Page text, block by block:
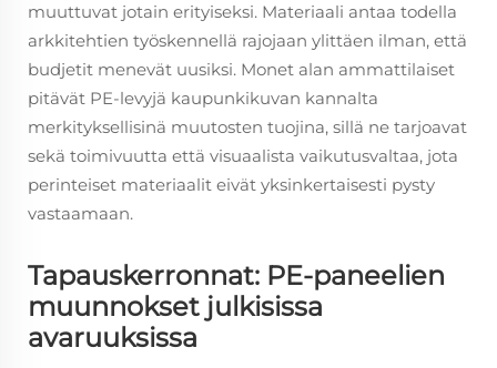
muuttuvat jotain erityiseksi. Materiaali antaa todella
arkkitehtien työskennellä rajojaan ylittäen ilman, että
budjetit menevät uusiksi. Monet alan ammattilaiset
pitävät PE-levyjä kaupunkikuvan kannalta
merkityksellisinä muutosten tuojina, sillä ne tarjoavat
sekä toimivuutta että visuaalista vaikutusvaltaa, jota
perinteiset materiaalit eivät yksinkertaisesti pysty
vastaamaan.
Tapauskerronnat: PE-paneelien
muunnokset julkisissa
avaruuksissa